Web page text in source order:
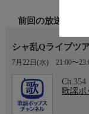
前回の放送
シャ乱Qライブツ
7月22日(水) 21:00〜
Ch.354
歌謡ポ